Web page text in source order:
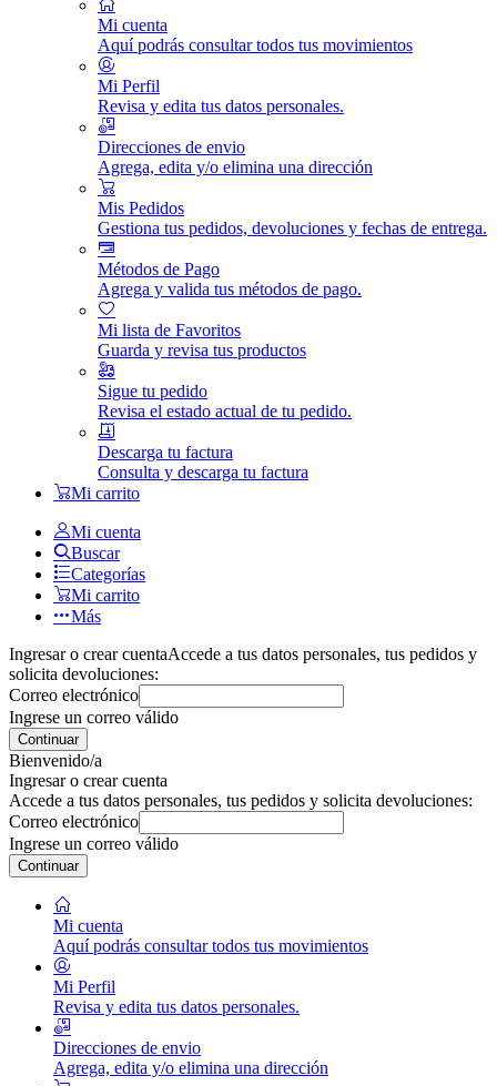
Mi cuenta
Aquí podrás consultar todos tus movimientos
Mi Perfil
Revisa y edita tus datos personales.
Direcciones de envio
Agrega, edita y/o elimina una dirección
Mis Pedidos
Gestiona tus pedidos, devoluciones y fechas de entrega.
Métodos de Pago
Agrega y valida tus métodos de pago.
Mi lista de Favoritos
Guarda y revisa tus productos
Sigue tu pedido
Revisa el estado actual de tu pedido.
Descarga tu factura
Consulta y descarga tu factura
Mi carrito
Mi cuenta
Buscar
Categorías
Mi carrito
Más
Ingresar o crear cuentaAccede a tus datos personales, tus pedidos y
solicita devoluciones:
Correo electrónico
Ingrese un correo válido
Continuar
Bienvenido/a
Ingresar o crear cuenta
Accede a tus datos personales, tus pedidos y solicita devoluciones:
Correo electrónico
Ingrese un correo válido
Continuar
Mi cuenta
Aquí podrás consultar todos tus movimientos
Mi Perfil
Revisa y edita tus datos personales.
Direcciones de envio
Agrega, edita y/o elimina una dirección